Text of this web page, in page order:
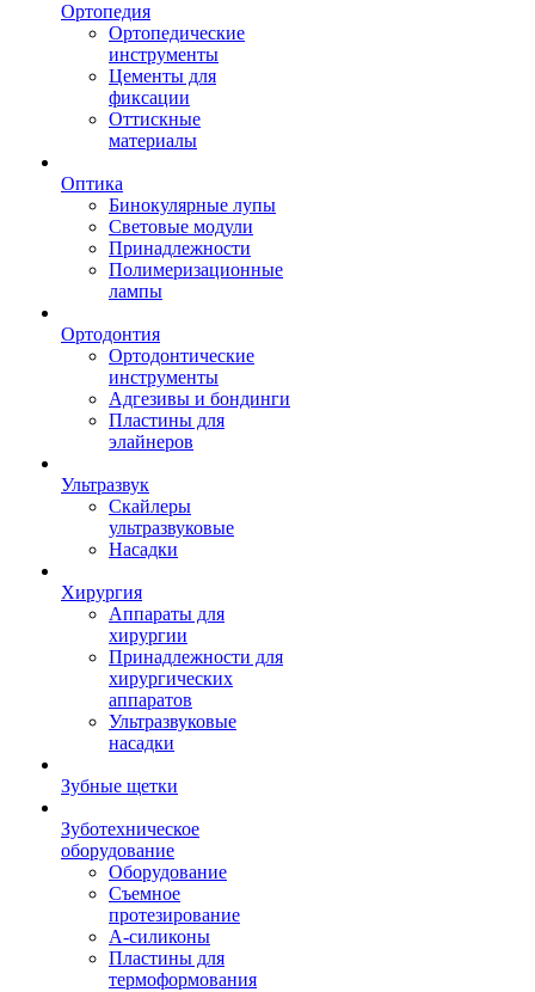
Ортопедия
Ортопедические
инструменты
Цементы для
фиксации
Оттискные
материалы
Оптика
Бинокулярные лупы
Световые модули
Принадлежности
Полимеризационные
лампы
Ортодонтия
Ортодонтические
инструменты
Адгезивы и бондинги
Пластины для
элайнеров
Ультразвук
Скайлеры
ультразвуковые
Насадки
Хирургия
Аппараты для
хирургии
Принадлежности для
хирургических
аппаратов
Ультразвуковые
насадки
Зубные щетки
Зуботехническое
оборудование
Оборудование
Съемное
протезирование
А-силиконы
Пластины для
термоформования